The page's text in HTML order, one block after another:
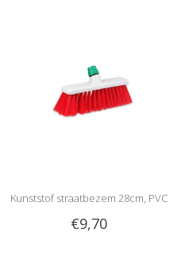
Kunststof straatbezem 28cm, PVC
€9,70